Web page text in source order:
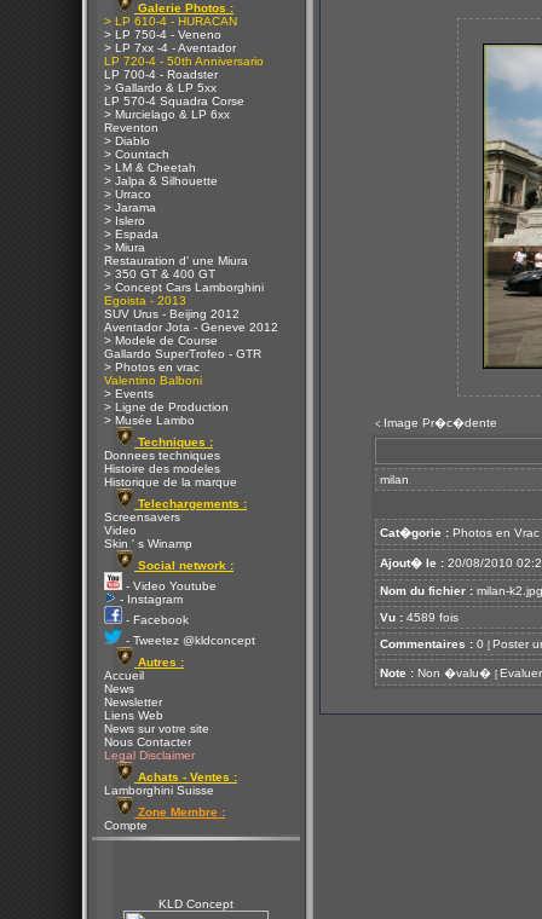
Galerie Photos :
> LP 610-4 - HURACAN
> LP 750-4 - Veneno
> LP 7xx -4 - Aventador
LP 720-4 - 50th Anniversario
LP 700-4 - Roadster
> Gallardo & LP 5xx
LP 570-4 Squadra Corse
> Murcielago & LP 6xx
Reventon
> Diablo
> Countach
> LM & Cheetah
> Jalpa & Silhouette
> Urraco
> Jarama
> Islero
> Espada
> Miura
Restauration d' une Miura
> 350 GT & 400 GT
> Concept Cars Lamborghini
Egoista - 2013
SUV Urus - Beijing 2012
Aventador Jota - Geneve 2012
> Modele de Course
Gallardo SuperTrofeo - GTR
> Photos en vrac
Valentino Balboni
> Events
> Ligne de Production
> Musée Lambo
Techniques :
Donnees techniques
Histoire des modeles
Historique de la marque
Telechargements :
Screensavers
Video
Skin ' s Winamp
Social network :
- Video Youtube
- Instagram
- Facebook
- Tweetez @kldconcept
Autres :
Accueil
News
Newsletter
Liens Web
News sur votre site
Nous Contacter
Legal Disclaimer
Achats - Ventes :
Lamborghini Suisse
Zone Membre :
Compte
KLD Concept
< Image Pr�c�dente
milan
Cat�gorie : Photos en Vrac
Ajout� le : 20/08/2010
Nom du fichier : milan-k2.jpg
Vu : 4589 fois
Commentaires : 0 [ Poster
Note : Non �valu� [ Evaluer